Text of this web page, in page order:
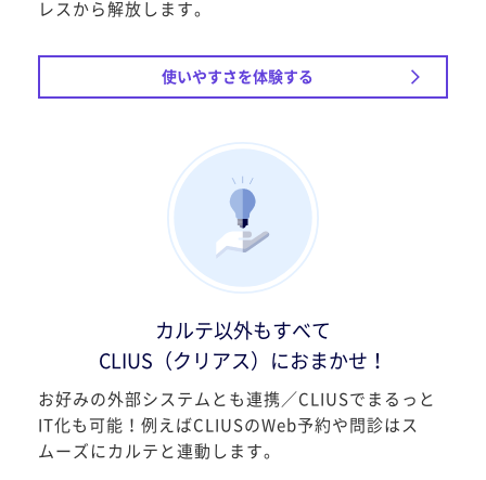
レスから解放します。
使いやすさを体験する
カルテ以外もすべて
CLIUS（クリアス）におまかせ！
お好みの外部システムとも連携／CLIUSでまるっと
IT化も可能！例えばCLIUSのWeb予約や問診はス
ムーズにカルテと連動します。